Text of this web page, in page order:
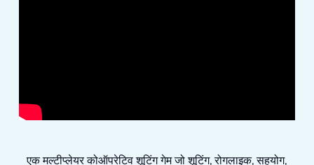
एक मल्टीप्लेयर कोऑपरेटिव शूटिंग गेम जो शूटिंग, रोगलाइक, सहयोग,